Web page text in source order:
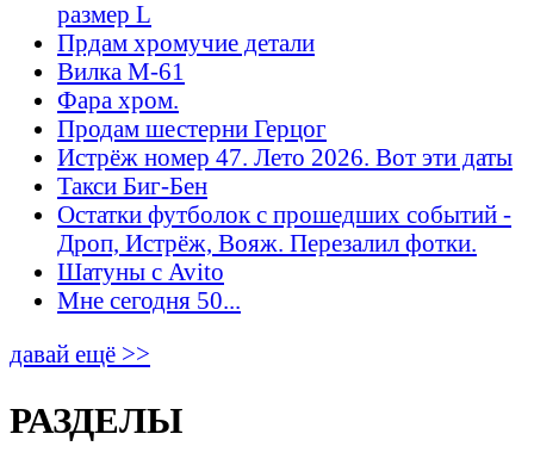
размер L
Прдам хромучие детали
Вилка М-61
Фара хром.
Продам шестерни Герцог
Истрёж номер 47. Лето 2026. Вот эти даты
Такси Биг-Бен
Остатки футболок с прошедших событий -
Дроп, Истрёж, Вояж. Перезалил фотки.
Шатуны с Avito
Мне сегодня 50...
давай ещё >>
РАЗДЕЛЫ